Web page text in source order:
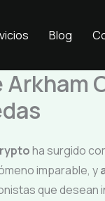
Blog
ha surgido
imparable, y
que